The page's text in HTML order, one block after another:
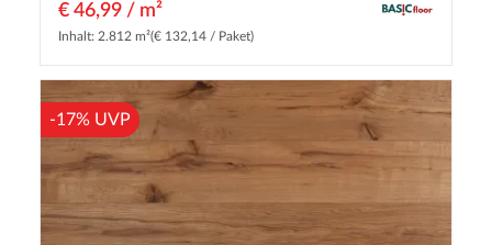
€ 46,99 / m²
Inhalt: 2.812 m²(€ 132,14 / Paket)
-17% UVP